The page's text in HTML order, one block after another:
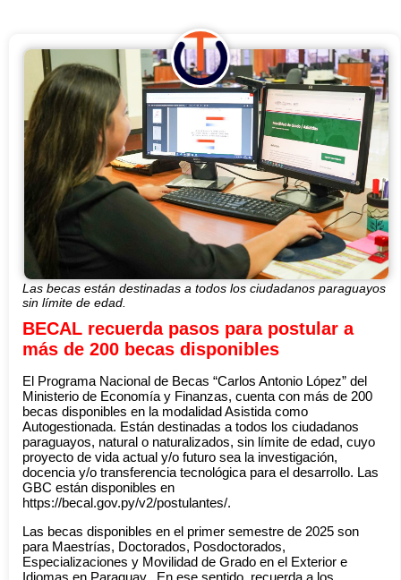
Las becas están destinadas a todos los ciudadanos paraguayos
sin límite de edad.
BECAL recuerda pasos para postular a
más de 200 becas disponibles
El Programa Nacional de Becas “Carlos Antonio López” del
Ministerio de Economía y Finanzas, cuenta con más de 200
becas disponibles en la modalidad Asistida como
Autogestionada. Están destinadas a todos los ciudadanos
paraguayos, natural o naturalizados, sin límite de edad, cuyo
proyecto de vida actual y/o futuro sea la investigación,
docencia y/o transferencia tecnológica para el desarrollo. Las
GBC están disponibles en
https://becal.gov.py/v2/postulantes/.
Las becas disponibles en el primer semestre de 2025 son
para Maestrías, Doctorados, Posdoctorados,
Especializaciones y Movilidad de Grado en el Exterior e
Idiomas en Paraguay. En ese sentido, recuerda a los